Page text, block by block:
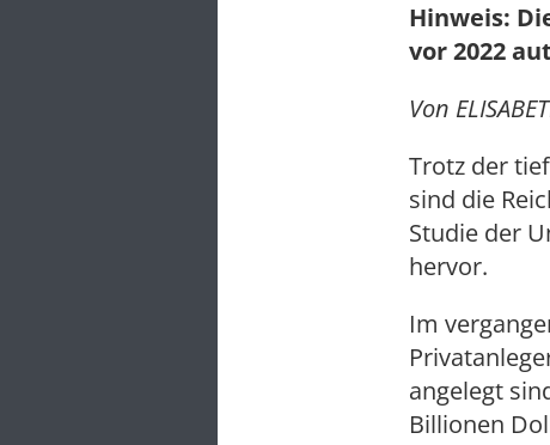
Hinweis:
vor 2022
Von
Trotz der
sind die
Studie der
hervor.
Im
angelegt
Billionen